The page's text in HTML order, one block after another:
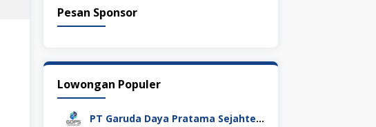
Pesan Sponsor
Lowongan Populer
PT Garuda Daya Pratama Sejahtera